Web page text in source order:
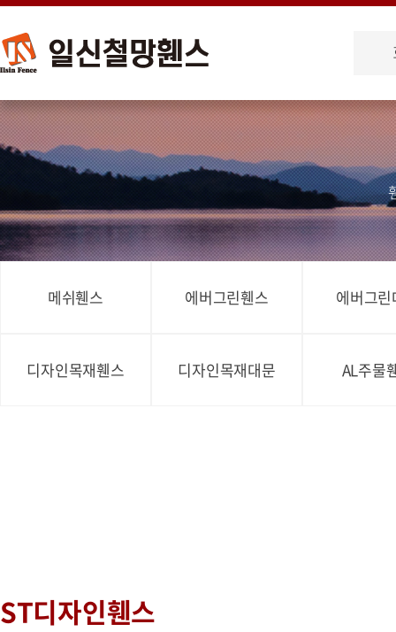
메쉬휀스 에버그린휀스 에버그
디자인목재휀스 디자인목재대문 AL주물
ST디자인휀스